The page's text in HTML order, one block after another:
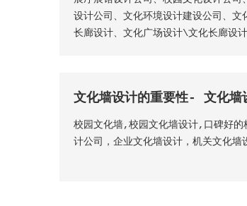
设计公司、文化环境设计建设公司、文
长廊设计、文化广场设计\文化长廊设
校园文化墙,校园文化墙设计,口碑好的
计公司，企业文化墙设计，机关文化墙